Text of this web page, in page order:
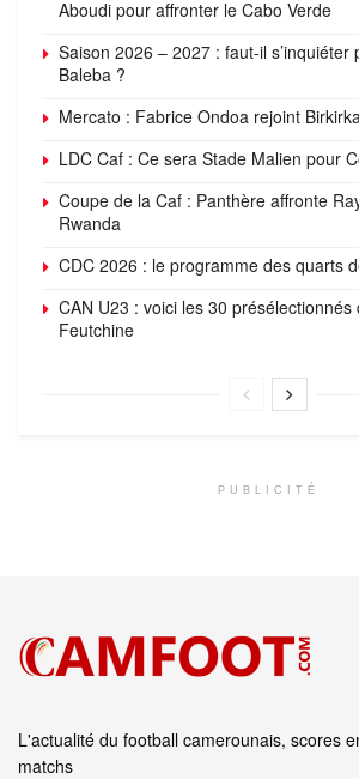
Aboudi pour affronter le Cabo Verde
Saison 2026 – 2027 : faut-il s’inquiéter
Baleba ?
Mercato : Fabrice Ondoa rejoint
LDC Caf : Ce sera Stade Malien pour
Coupe de la Caf : Panthère affronte
Rwanda
CDC 2026 : le programme des quarts
CAN U23 : voici les 30 présélectionnés
Feutchine
PUBLICITÉ
L'actualité du football camerounais, scores
matchs